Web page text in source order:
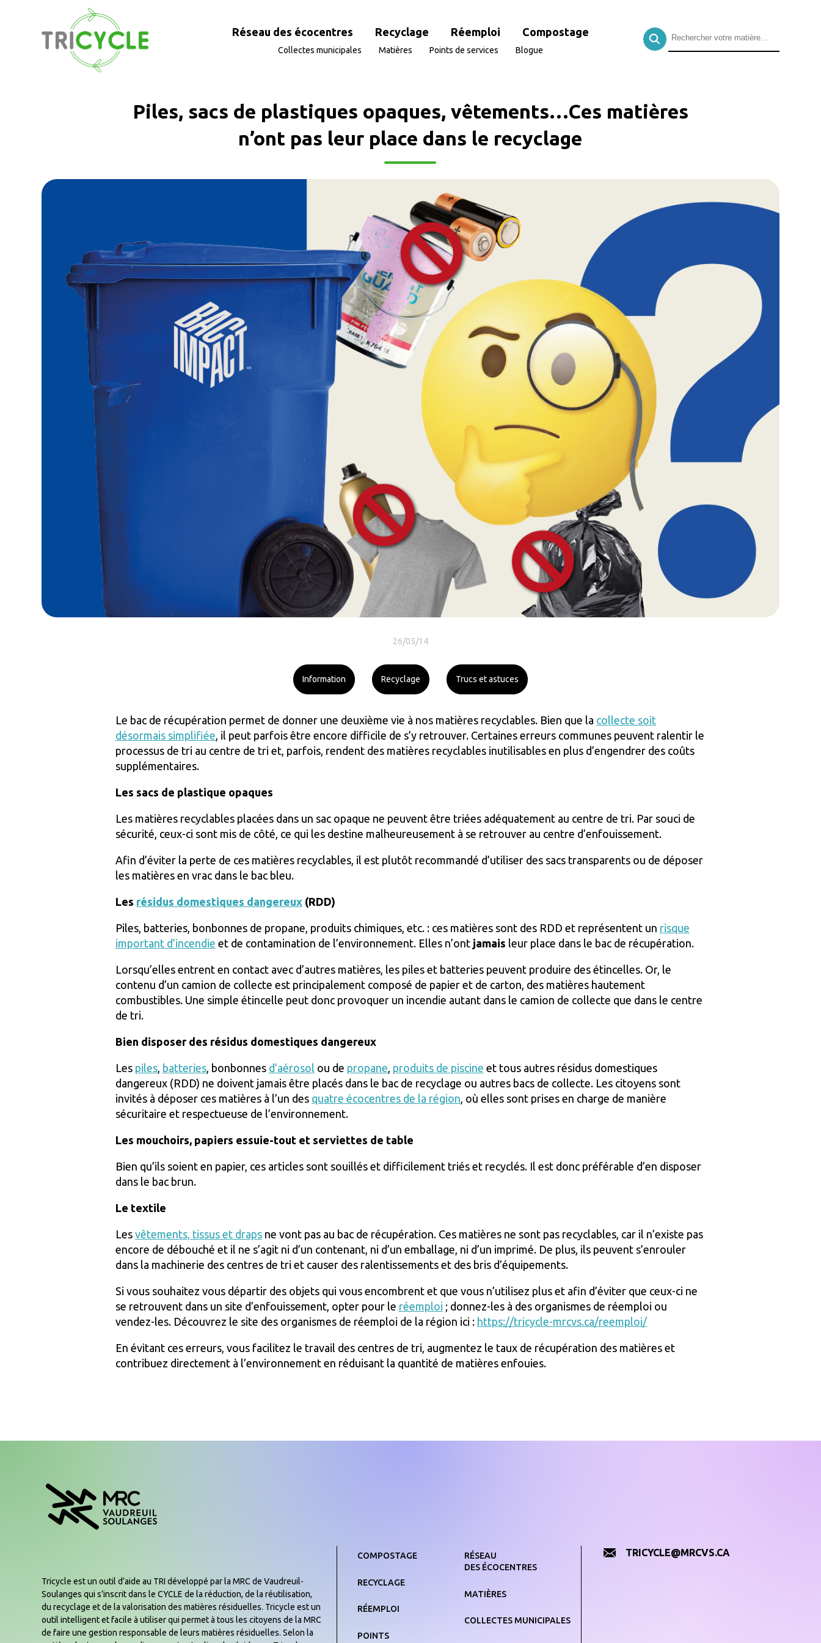
Réseau des écocentres Recyclage Réemploi Compostage
Collectes municipales Matières Points de services Blogue
Piles, sacs de plastiques opaques, vêtements…Ces matières
n’ont pas leur place dans le recyclage
26/05/14
Information Recyclage Trucs et astuces
Le bac de récupération permet de donner une deuxième vie à nos matières recyclables. Bien que la collecte soit
désormais simplifiée , il peut parfois être encore difficile de s’y retrouver. Certaines erreurs communes peuvent ralentir le
processus de tri au centre de tri et, parfois, rendent des matières recyclables inutilisables en plus d’engendrer des coûts
supplémentaires.
Les sacs de plastique opaques
Les matières recyclables placées dans un sac opaque ne peuvent être triées adéquatement au centre de tri. Par souci de
sécurité, ceux-ci sont mis de côté, ce qui les destine malheureusement à se retrouver au centre d’enfouissement.
Afin d’éviter la perte de ces matières recyclables, il est plutôt recommandé d’utiliser des sacs transparents ou de déposer
les matières en vrac dans le bac bleu.
Les résidus domestiques dangereux(RDD)
Piles, batteries, bonbonnes de propane, produits chimiques, etc. : ces matières sont des RDD et représentent un risque
important d’incendie et de contamination de l’environnement. Elles n’ont jamais leur place dans le bac de récupération.
Lorsqu’elles entrent en contact avec d’autres matières, les piles et batteries peuvent produire des étincelles. Or, le
contenu d’un camion de collecte est principalement composé de papier et de carton, des matières hautement
combustibles. Une simple étincelle peut donc provoquer un incendie autant dans le camion de collecte que dans le centre
de tri.
Bien disposer des résidus domestiques dangereux
Les piles, batteries, bonbonnes d’aérosol ou de propane produits de piscine et tous autres résidus domestiques
dangereux (RDD) ne doivent jamais être placés dans le bac de recyclage ou autres bacs de collecte. Les citoyens sont
invités à déposer ces matières à l’un des quatre écocentres de la région , où elles sont prises en charge de manière
sécuritaire et respectueuse de l’environnement.
Les mouchoirs, papiers essuie-tout et serviettes de table
Bien qu’ils soient en papier, ces articles sont souillés et difficilement triés et recyclés. Il est donc préférable d’en disposer
dans le bac brun.
Le textile
Les vêtements, tissus et drapsne vont pas au bac de récupération. Ces matières ne sont pas recyclables, car il n’existe pas
encore de débouché et il ne s’agit ni d’un contenant, ni d’un emballage, ni d’un imprimé. De plus, ils peuvent s’enrouler
dans la machinerie des centres de tri et causer des ralentissements et des bris d’équipements.
Si vous souhaitez vous départir des objets qui vous encombrent et que vous n’utilisez plus et afin d’éviter que ceux-ci ne
se retrouvent dans un site d’enfouissement, opter pour le réemploi ; donnez-les à des organismes de réemploi ou
vendez-les. Découvrez le site des organismes de réemploi de la région ici : https://tricycle-mrcvs.ca/reemploi/
En évitant ces erreurs, vous facilitez le travail des centres de tri, augmentez le taux de récupération des matières et
contribuez directement à l’environnement en réduisant la quantité de matières enfouies.
Tricycle est un outil d’aide au TRI développé par la MRC de Vaudreuil-
Soulanges qui s’inscrit dans le CYCLE de la réduction, de la réutilisation,
du recyclage et de la valorisation des matières résiduelles. Tricycle est un
outil intelligent et facile à utiliser qui permet à tous les citoyens de la MRC
de faire une gestion responsable de leurs matières résiduelles. Selon la
COMPOSTAGE
RECYCLAGE
RÉEMPLOI
POINTS
RÉSEAU
DES ÉCOCENTRES
MATIÈRES
COLLECTES MUNICIPALES
TRICYCLE@MRCVS.CA